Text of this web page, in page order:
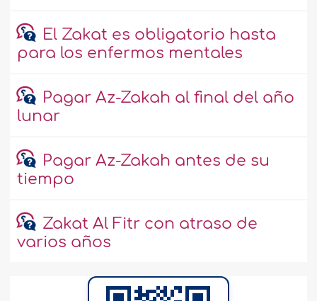
El Zakat es obligatorio hasta
para los enfermos mentales
Pagar Az-Zakah al final del año
lunar
Pagar Az-Zakah antes de su
tiempo
Zakat Al Fitr con atraso de
varios años